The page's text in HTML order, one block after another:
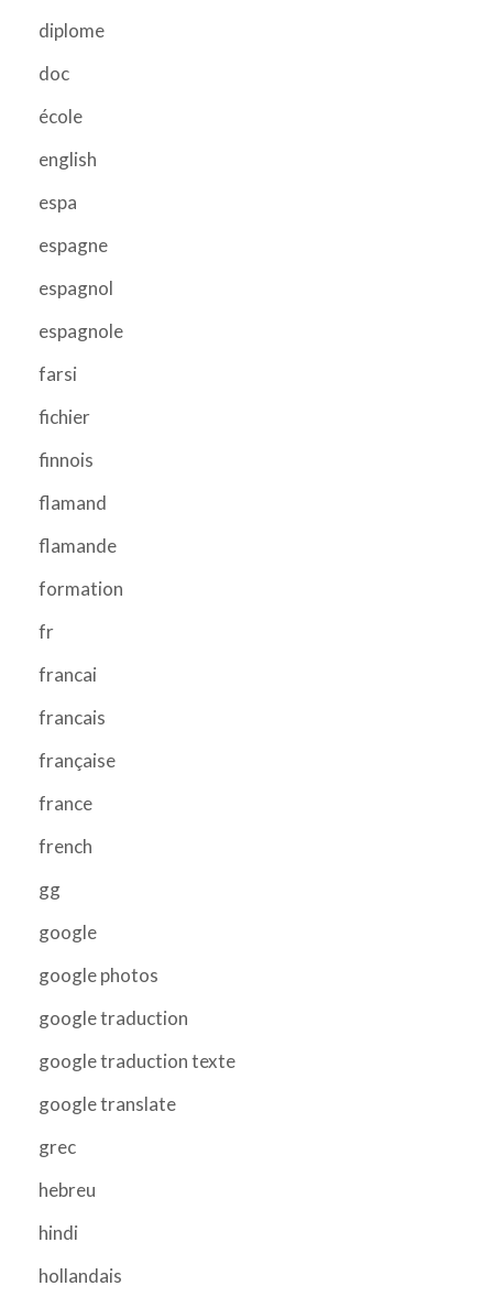
diplome
doc
école
english
espa
espagne
espagnol
espagnole
farsi
fichier
finnois
flamand
flamande
formation
fr
francai
francais
française
france
french
gg
google
google photos
google traduction
google traduction texte
google translate
grec
hebreu
hindi
hollandais